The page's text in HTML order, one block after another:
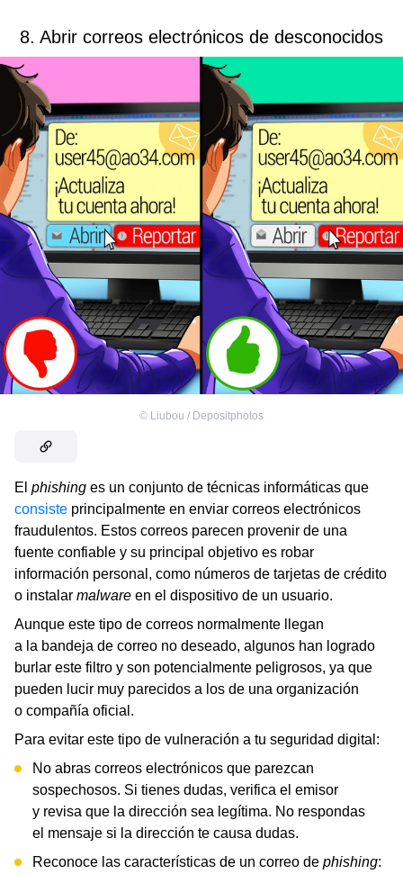
8. Abrir correos electrónicos de desconocidos
© Liubou / Depositphotos
El phishing es un conjunto de técnicas informáticas que
consiste principalmente en enviar correos electrónicos
fraudulentos. Estos correos parecen provenir de una
fuente confiable y su principal objetivo es robar
información personal, como números de tarjetas de crédito
o instalar malware en el dispositivo de un usuario.
Aunque este tipo de correos normalmente llegan
a la bandeja de correo no deseado, algunos han logrado
burlar este filtro y son potencialmente peligrosos, ya que
pueden lucir muy parecidos a los de una organización
o compañía oficial.
Para evitar este tipo de vulneración a tu seguridad digital:
No abras correos electrónicos que parezcan
sospechosos. Si tienes dudas, verifica el emisor
y revisa que la dirección sea legítima. No respondas
el mensaje si la dirección te causa dudas.
Reconoce las características de un correo de phishing: